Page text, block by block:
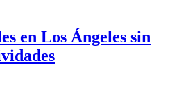
en Los Ángeles sin